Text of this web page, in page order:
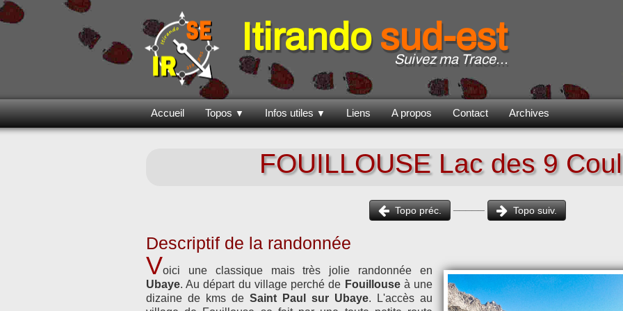
Itirando sud-est
Suivez ma Trace...
Accueil Topos▼ Infos utiles▼ Liens A propos Contact Archives
FOUILLOUSE Lac des 9
Topo préc. Topo suiv.
Descriptif de la randonnée
Voici une classique mais très jolie randonnée en
Ubaye. Au départ du village perché de Fouillouseà une
dizaine de kms de Saint Paul sur Ubaye. L'accès au